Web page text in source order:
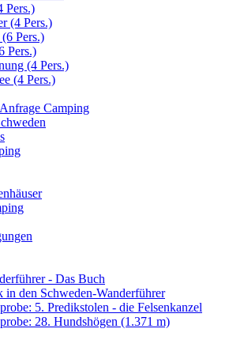
Pers.)
(4 Pers.)
Pers.)
Pers.)
(4 Pers.)
(4 Pers.)
Camping
- Das Buch
in den Schweden-Wanderführer
5. Predikstolen - die Felsenkanzel
28. Hundshögen (1.371 m)